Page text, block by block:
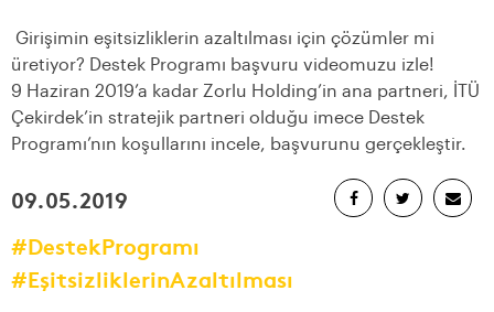
Girişimin eşitsizliklerin azaltılması için çözümler mi
üretiyor? Destek Programı başvuru videomuzu izle!
9 Haziran 2019’a kadar Zorlu Holding’in ana partneri, İTÜ
Çekirdek’in stratejik partneri olduğu imece Destek
Programı’nın koşullarını incele, başvurunu gerçekleştir.
09.05.2019
#DestekProgramı
#EşitsizliklerinAzaltılması